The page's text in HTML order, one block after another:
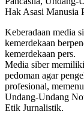
Hak Asasi Manusia
Keberadaan media
kemerdekaan
kemerdekaan pers.
Media siber
pedoman agar
profesional,
Undang-Undang
Etik Jurnalistik.